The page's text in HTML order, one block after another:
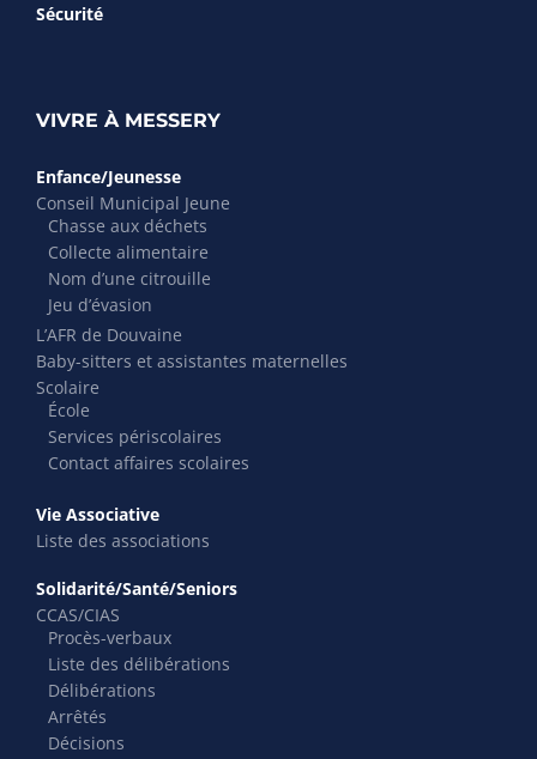
Sécurité
VIVRE À MESSERY
Enfance/Jeunesse
Conseil Municipal Jeune
Chasse aux déchets
Collecte alimentaire
Nom d’une citrouille
Jeu d’évasion
L’AFR de Douvaine
Baby-sitters et assistantes maternelles
Scolaire
École
Services périscolaires
Contact affaires scolaires
Vie Associative
Liste des associations
Solidarité/Santé/Seniors
CCAS/CIAS
Procès-verbaux
Liste des délibérations
Délibérations
Arrêtés
Décisions